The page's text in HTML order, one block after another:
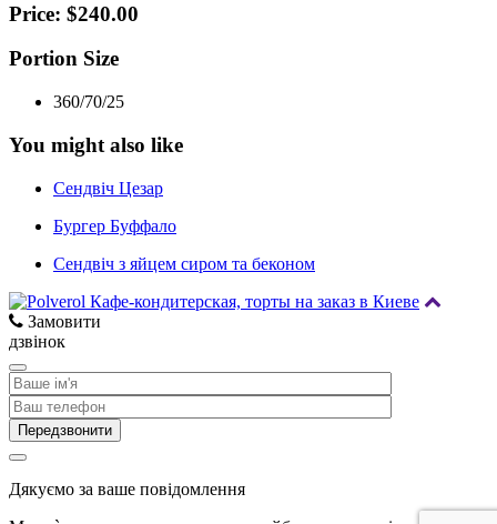
Price: $240.00
Portion Size
360/70/25
You might also like
Сендвіч Цезар
Бургер Буффало
Сендвіч з яйцем сиром та беконом
Замовити
дзвінок
Дякуємо за ваше повідомлення